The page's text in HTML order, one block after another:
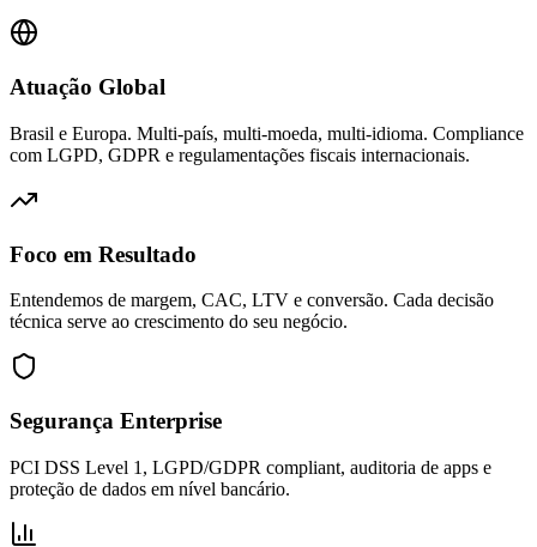
Atuação Global
Brasil e Europa. Multi-país, multi-moeda, multi-idioma. Compliance
com LGPD, GDPR e regulamentações fiscais internacionais.
Foco em Resultado
Entendemos de margem, CAC, LTV e conversão. Cada decisão
técnica serve ao crescimento do seu negócio.
Segurança Enterprise
PCI DSS Level 1, LGPD/GDPR compliant, auditoria de apps e
proteção de dados em nível bancário.